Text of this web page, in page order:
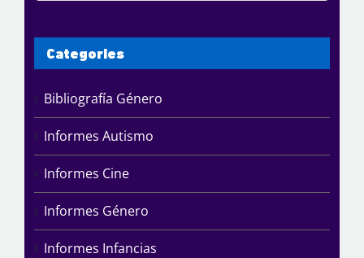
Categories
Bibliografía Género
Informes Autismo
Informes Cine
Informes Género
Informes Infancias